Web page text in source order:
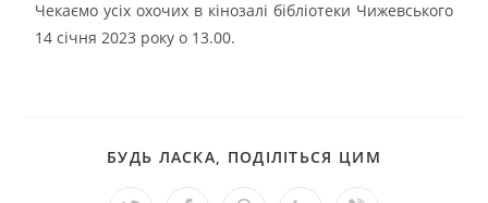
Чекаємо усіх охочих в кінозалі бібліотеки Чижевського
14 січня 2023 року о 13.00.
БУДЬ ЛАСКА, ПОДІЛІТЬСЯ ЦИМ